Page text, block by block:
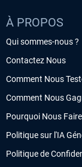
À PROPOS
Qui sommes-nous ?
Contactez Nous
Comment Nous
Comment Nous
Pourquoi Nous
Politique sur l'IA
Politique de